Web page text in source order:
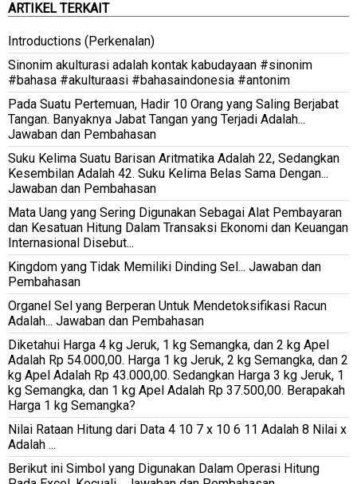
ARTIKEL TERKAIT
Introductions (Perkenalan)
Sinonim akulturasi adalah kontak kabudayaan #sinonim
#bahasa #akulturaasi #bahasaindonesia #antonim
Pada Suatu Pertemuan, Hadir 10 Orang yang Saling Berjabat
Tangan. Banyaknya Jabat Tangan yang Terjadi Adalah...
Jawaban dan Pembahasan
Suku Kelima Suatu Barisan Aritmatika Adalah 22, Sedangkan
Kesembilan Adalah 42. Suku Kelima Belas Sama Dengan...
Jawaban dan Pembahasan
Mata Uang yang Sering Digunakan Sebagai Alat Pembayaran
dan Kesatuan Hitung Dalam Transaksi Ekonomi dan Keuangan
Internasional Disebut...
Kingdom yang Tidak Memiliki Dinding Sel... Jawaban dan
Pembahasan
Organel Sel yang Berperan Untuk Mendetoksifikasi Racun
Adalah... Jawaban dan Pembahasan
Diketahui Harga 4 kg Jeruk, 1 kg Semangka, dan 2 kg Apel
Adalah Rp 54.000,00. Harga 1 kg Jeruk, 2 kg Semangka, dan 2
kg Apel Adalah Rp 43.000,00. Sedangkan Harga 3 kg Jeruk, 1
kg Semangka, dan 1 kg Apel Adalah Rp 37.500,00. Berapakah
Harga 1 kg Semangka?
Nilai Rataan Hitung dari Data 4 10 7 x 10 6 11 Adalah 8 Nilai x
Adalah ...
Berikut ini Simbol yang Digunakan Dalam Operasi Hitung